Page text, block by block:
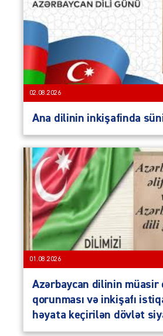
02.08.2026
Ana dilinin inkişafinda
01.08.2026
Azərbaycan dilinin müasir
qorunması və inkişafı
həyata keçirilən dövlət